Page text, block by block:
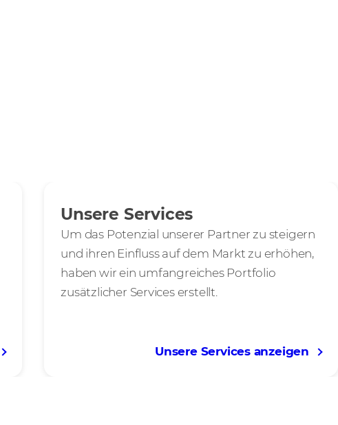
Unsere Services
Um das Potenzial unserer Partner zu steigern
und ihren Einfluss auf dem Markt zu erhöhen,
haben wir ein umfangreiches Portfolio
zusätzlicher Services erstellt.
Unsere Services anzeigen